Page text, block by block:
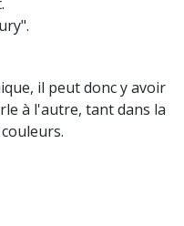
il peut donc y avoir
à l'autre, tant dans la